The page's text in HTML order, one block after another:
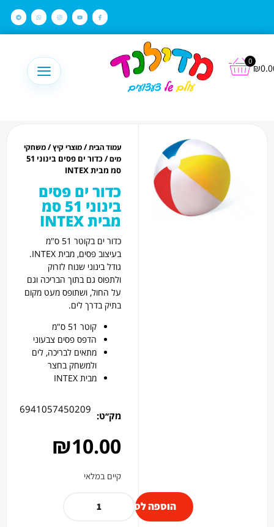
₪
0
עמוד הבית/מוצרי קיץ/משחקי
מים
/ כדור ים פסים בינוני 51
סמ מבית INTEX
כדור ים פסים
בינוני 51 סמ
מבית INTEX
כדור ים בקוטר 51 ס"מ
בעיצוב פסים, מבית INTEX.
גודל בינוני שנוח לזרוק
ולתפוס גם בתוך הבריכה וגם
על החול, ושתופס מעט מקום
בתיק בדרך לים.
קוטר 51 ס"מ
הדפס פסים צבעוני
מתאים לבריכה, לים
ולמשחק בחצר
מבית INTEX
מק׳׳ט:
6941057450209
₪10.00
קיים במלאי
הוספה לסל